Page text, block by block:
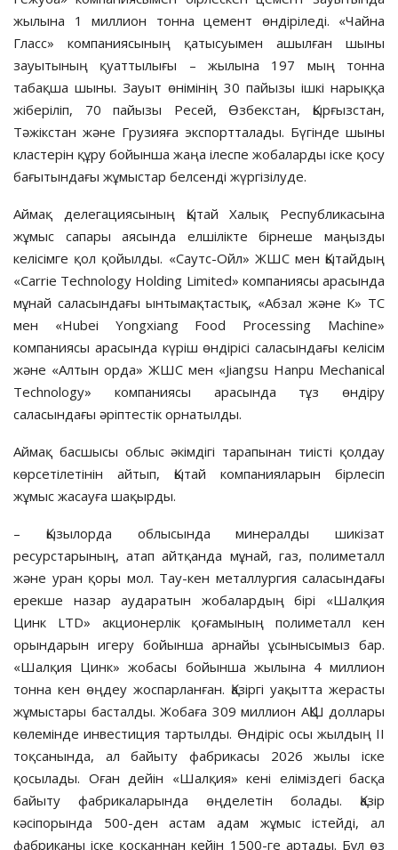
жылына 1 миллион тонна цемент өндіріледі. «Чайна
Гласс» компаниясының қатысуымен ашылған шыны
зауытының қуаттылығы – жылына 197 мың тонна
табақша шыны. Зауыт өнімінің 30 пайызы ішкі нарыққа
жіберіліп, 70 пайызы Ресей, Өзбекстан, Қырғызстан,
Тәжікстан және Грузияға экспортталады. Бүгінде шыны
кластерін құру бойынша жаңа ілеспе жобаларды іске қосу
бағытындағы жұмыстар белсенді жүргізілуде.
Аймақ делегациясының Қытай Халық Республикасына
жұмыс сапары аясында елшілікте бірнеше маңызды
келісімге қол қойылды. «Саутс-Ойл» ЖШС мен Қытайдың
«Carrie Technology Holding Limited» компаниясы арасында
мұнай саласындағы ынтымақтастық, «Абзал және К» ТС
мен «Hubei Yongxiang Food Processing Machine»
компаниясы арасында күріш өндірісі саласындағы келісім
және «Алтын орда» ЖШС мен «Jiangsu Hanpu Mechanical
Technology» компаниясы арасында тұз өндіру
саласындағы әріптестік орнатылды.
Аймақ басшысы облыс әкімдігі тарапынан тиісті қолдау
көрсетілетінін айтып, Қытай компанияларын бірлесіп
жұмыс жасауға шақырды.
– Қызылорда облысында минералды шикізат
ресурстарының, атап айтқанда мұнай, газ, полиметалл
және уран қоры мол. Тау-кен металлургия саласындағы
ерекше назар аударатын жобалардың бірі «Шалқия
Цинк LTD» акционерлік қоғамының полиметалл кен
орындарын игеру бойынша арнайы ұсынысымыз бар.
«Шалқия Цинк» жобасы бойынша жылына 4 миллион
тонна кен өңдеу жоспарланған. Қазіргі уақытта жерасты
жұмыстары басталды. Жобаға 309 миллион АҚШ доллары
көлемінде инвестиция тартылды. Өндіріс осы жылдың II
тоқсанында, ал байыту фабрикасы 2026 жылы іске
қосылады. Оған дейін «Шалқия» кені еліміздегі басқа
байыту фабрикаларында өңделетін болады. Қазір
кәсіпорында 500-ден астам адам жұмыс істейді, ал
фабриканы іске қосқаннан кейін 1500-ге артады. Бұл өз